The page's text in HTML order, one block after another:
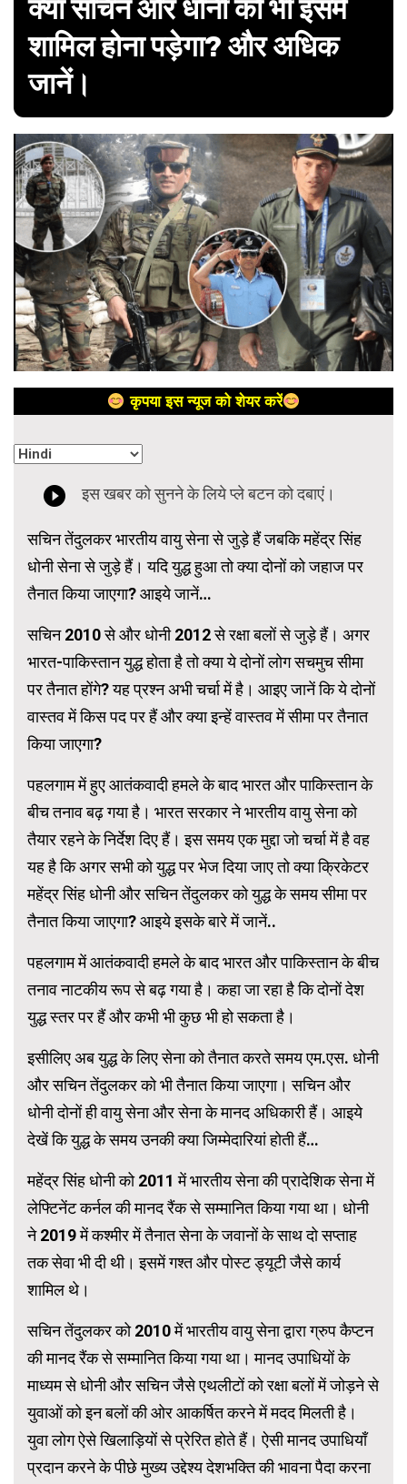
क्या सचिन और धोनी को भी इसमें
शामिल होना पड़ेगा? और अधिक
जानें।
कृपया इस न्यूज को शेयर करें
सचिन तेंदुलकर भारतीय वायु सेना से जुड़े हैं जबकि महेंद्र सिंह
धोनी सेना से जुड़े हैं। यदि युद्ध हुआ तो क्या दोनों को जहाज पर
तैनात किया जाएगा? आइये जानें…
सचिन 2010 से और धोनी 2012 से रक्षा बलों से जुड़े हैं। अगर
भारत-पाकिस्तान युद्ध होता है तो क्या ये दोनों लोग सचमुच सीमा
पर तैनात होंगे? यह प्रश्न अभी चर्चा में है। आइए जानें कि ये दोनों
वास्तव में किस पद पर हैं और क्या इन्हें वास्तव में सीमा पर तैनात
किया जाएगा?
पहलगाम में हुए आतंकवादी हमले के बाद भारत और पाकिस्तान के
बीच तनाव बढ़ गया है। भारत सरकार ने भारतीय वायु सेना को
तैयार रहने के निर्देश दिए हैं। इस समय एक मुद्दा जो चर्चा में है वह
यह है कि अगर सभी को युद्ध पर भेज दिया जाए तो क्या क्रिकेटर
महेंद्र सिंह धोनी और सचिन तेंदुलकर को युद्ध के समय सीमा पर
तैनात किया जाएगा? आइये इसके बारे में जानें..
पहलगाम में आतंकवादी हमले के बाद भारत और पाकिस्तान के बीच
तनाव नाटकीय रूप से बढ़ गया है। कहा जा रहा है कि दोनों देश
युद्ध स्तर पर हैं और कभी भी कुछ भी हो सकता है।
इसीलिए अब युद्ध के लिए सेना को तैनात करते समय एम.एस. धोनी
और सचिन तेंदुलकर को भी तैनात किया जाएगा। सचिन और
धोनी दोनों ही वायु सेना और सेना के मानद अधिकारी हैं। आइये
देखें कि युद्ध के समय उनकी क्या जिम्मेदारियां होती हैं…
महेंद्र सिंह धोनी को 2011 में भारतीय सेना की प्रादेशिक सेना में
लेफ्टिनेंट कर्नल की मानद रैंक से सम्मानित किया गया था। धोनी
ने 2019 में कश्मीर में तैनात सेना के जवानों के साथ दो सप्ताह
तक सेवा भी दी थी। इसमें गश्त और पोस्ट ड्यूटी जैसे कार्य
शामिल थे।
सचिन तेंदुलकर को 2010 में भारतीय वायु सेना द्वारा ग्रुप कैप्टन
की मानद रैंक से सम्मानित किया गया था। मानद उपाधियों के
माध्यम से धोनी और सचिन जैसे एथलीटों को रक्षा बलों में जोड़ने से
युवाओं को इन बलों की ओर आकर्षित करने में मदद मिलती है।
युवा लोग ऐसे खिलाड़ियों से प्रेरित होते हैं। ऐसी मानद उपाधियाँ
प्रदान करने के पीछे मुख्य उद्देश्य देशभक्ति की भावना पैदा करना